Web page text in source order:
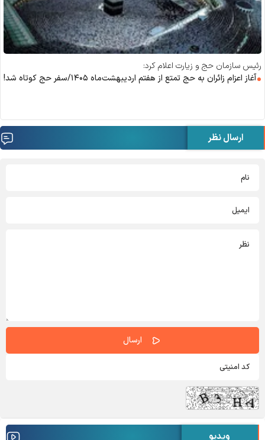
رئیس سازمان حج و زیارت اعلام کرد:
آغاز اعزام زائران به حج تمتع از هفتم اردیبهشت‌ماه ۱۴۰۵/سفر حج کوتاه شد!
ارسال نظر
ویدیو